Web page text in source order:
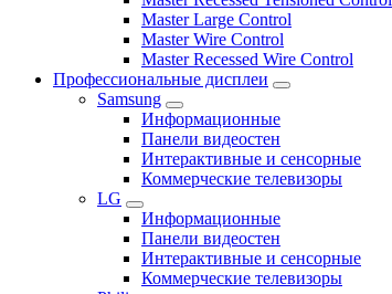
Master Large Control
Master Wire Control
Master Recessed Wire Control
Профессиональные дисплеи
Samsung
Информационные
Панели видеостен
Интерактивные и сенсорные
Коммерческие телевизоры
LG
Информационные
Панели видеостен
Интерактивные и сенсорные
Коммерческие телевизоры